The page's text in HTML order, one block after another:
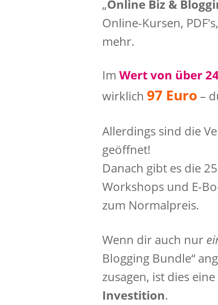
„Online Biz &
Online-Kursen,
mehr.
Im Wert von über
wirklich 97 Euro –
Allerdings sind die
geöffnet!
Danach gibt es die
Workshops und E-
zum Normalpreis.
Wenn dir auch nur
Blogging Bundle“
zusagen, ist dies
Investition.